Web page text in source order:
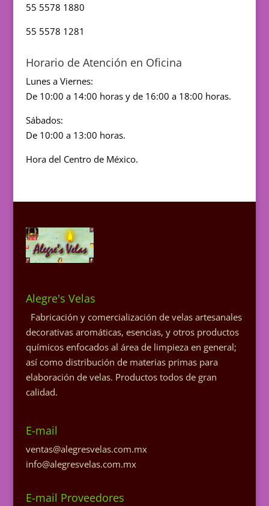
55 5578 1880
55 5578 1281
Horario de Atención en Oficina
Lunes a Viernes:
De 10:00 a 14:00 horas y de 16:00 a 18:00 horas.
Sábados:
De 10:00 a 13:00 horas.
Hora del Centro de México.
Alegre's Velas
Fabricación y comercialización de velas artesanales
decorativas aromáticas, esencias, y otros productos
químicos enfocados al área de limpieza en general;
así como distribución de materias primas para
elaboración de velas. Productos todos de gran
calidad.
E-mail
ventas@alegresvelas.com.mx
info@alegresvelas.com.mx
E-mail Proveedores